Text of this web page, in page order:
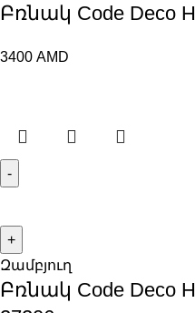
Բռնակ Code Deco
3400 AMD
Զամբյուղ
Բռնակ Code Deco